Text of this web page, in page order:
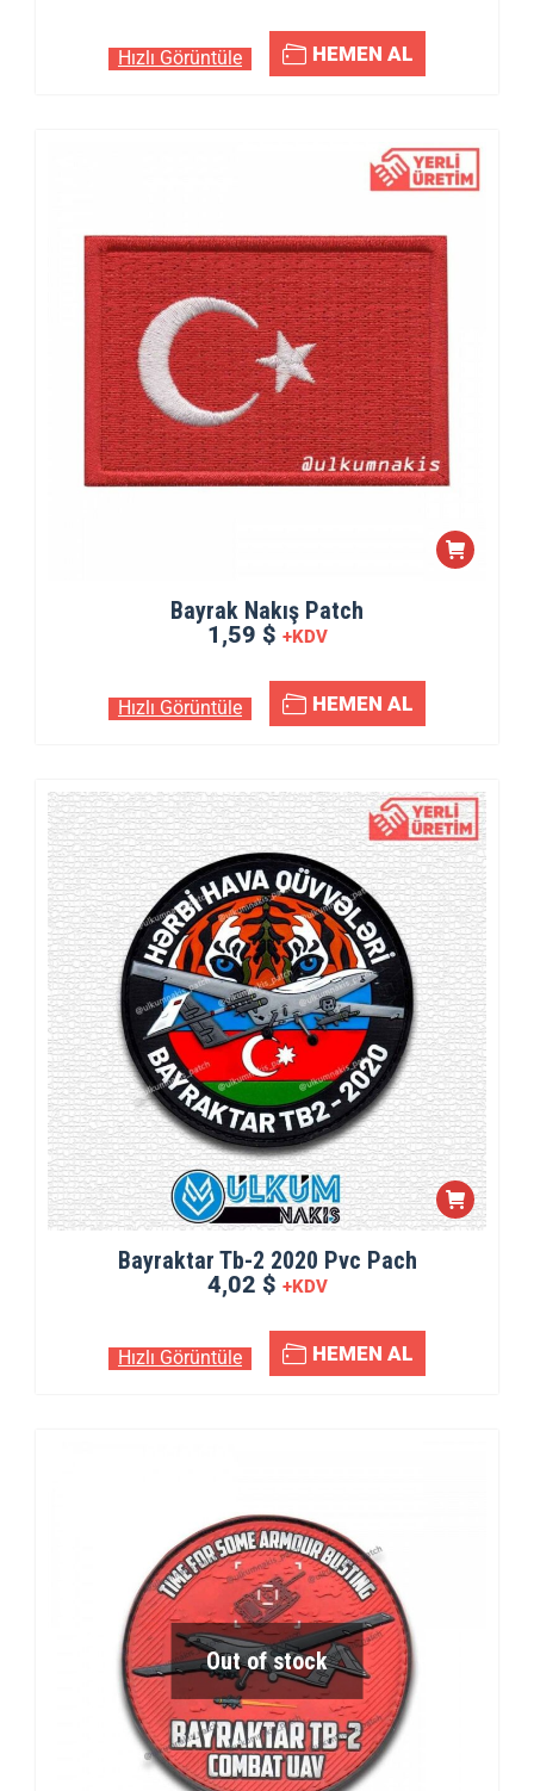
Hızlı Görüntüle HEMEN AL
Bayrak Nakış Patch
1,59 $ +KDV
Hızlı Görüntüle HEMEN AL
Bayraktar Tb-2 2020 Pvc Pach
4,02 $ +KDV
Hızlı Görüntüle HEMEN AL
Out of stock